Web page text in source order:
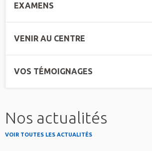
EXAMENS
VENIR AU CENTRE
VOS TÉMOIGNAGES
Nos actualités
VOIR TOUTES LES ACTUALITÉS